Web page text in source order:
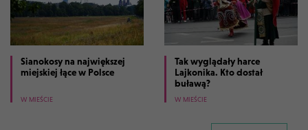
Sianokosy na największej
miejskiej łące w Polsce
W MIEŚCIE
Tak wyglądały harce
Lajkonika. Kto dostał
buławą?
W MIEŚCIE